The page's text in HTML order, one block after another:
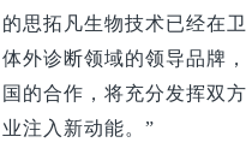
的思拓凡生物技术已经在
体外诊断领域的领导品牌
国的合作，将充分发挥双
业注入新动能。”